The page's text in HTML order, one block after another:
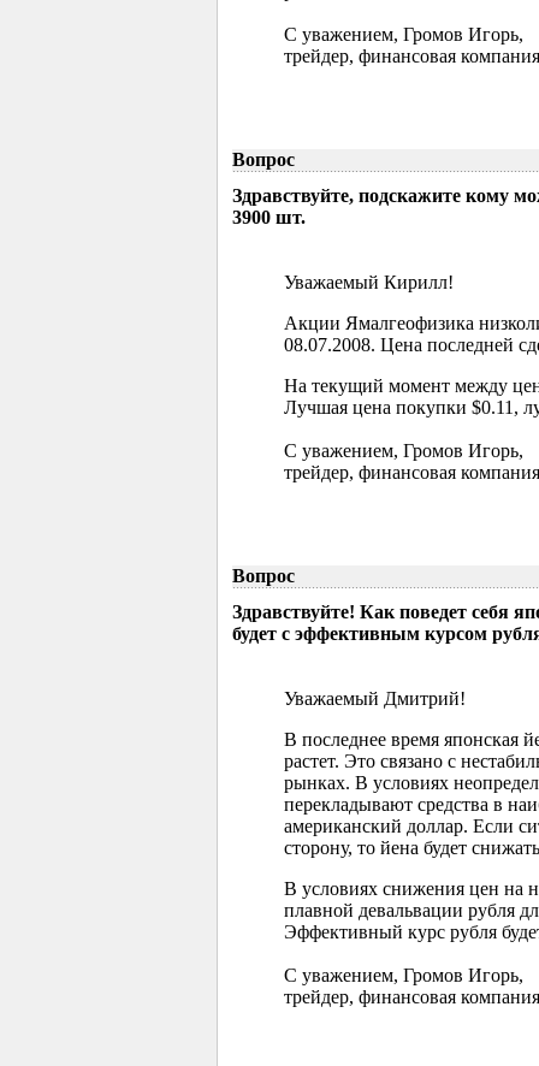
С уважением, Громов Игорь,
трейдер, финансовая
Вопрос
Здравствуйте, подскажите кому
3900 шт.
Уважаемый Кирилл!
Акции Ямалгеофизика
08.07.2008. Цена последней
На текущий момент между
Лучшая цена покупки $0.11,
С уважением, Громов Игорь,
трейдер, финансовая
Вопрос
Здравствуйте! Как поведет себя
будет с эффективным курсом
Уважаемый Дмитрий!
В последнее время
растет. Это связано с
рынках. В условиях
перекладывают средства в
американский доллар. Если
сторону, то йена будет
В условиях снижения цен на
плавной девальвации рубля
Эффективный курс рубля
С уважением, Громов Игорь,
трейдер, финансовая